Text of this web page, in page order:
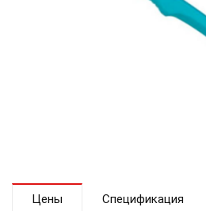
Цены Спецификация